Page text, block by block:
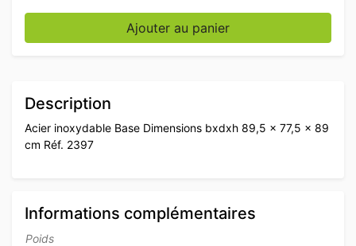
quantité de Chariot en acier inoxydable 89,5 cm
Ajouter au panier
Description
Acier inoxydable Base Dimensions bxdxh 89,5 x 77,5 x 89
cm Réf. 2397
Informations complémentaires
Poids